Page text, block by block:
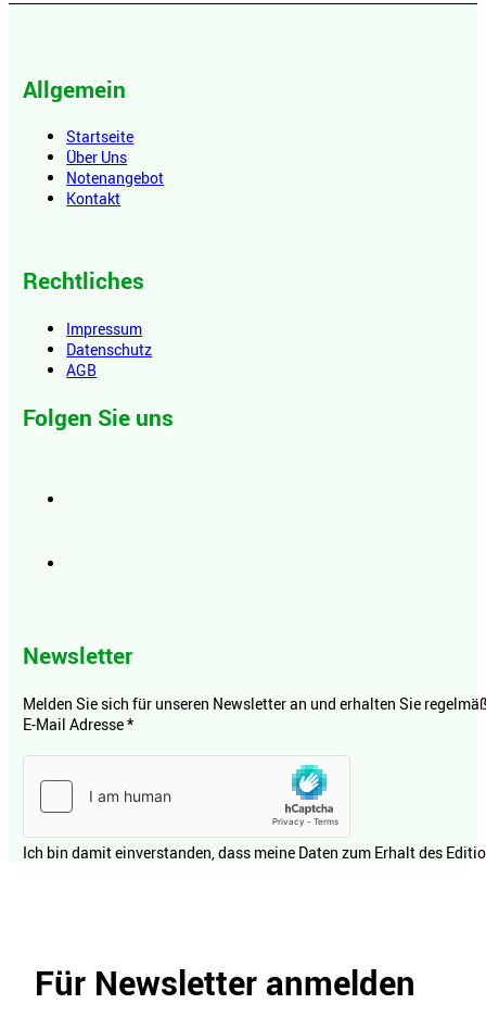
Allgemein
Startseite
Über Uns
Notenangebot
Kontakt
Rechtliches
Impressum
Datenschutz
AGB
Folgen Sie uns
Newsletter
Melden Sie sich für unseren Newsletter an und erhalten Sie
E-Mail Adresse*
Ich bin damit einverstanden, dass meine Daten zum Erhalt des
Für Newsletter anmelden